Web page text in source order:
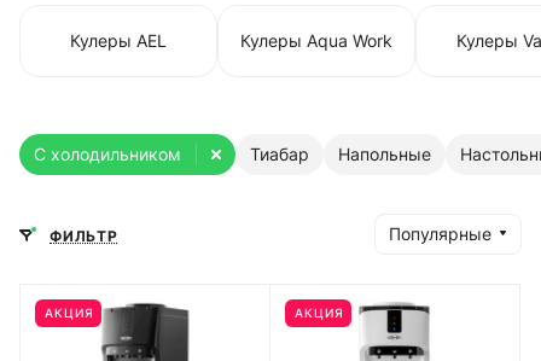
Кулеры AEL Кулеры Aqua Work Кулеры
Тиабар Напольные
С холодильником
ФИЛЬТР Популярные
АКЦИЯ АКЦИЯ